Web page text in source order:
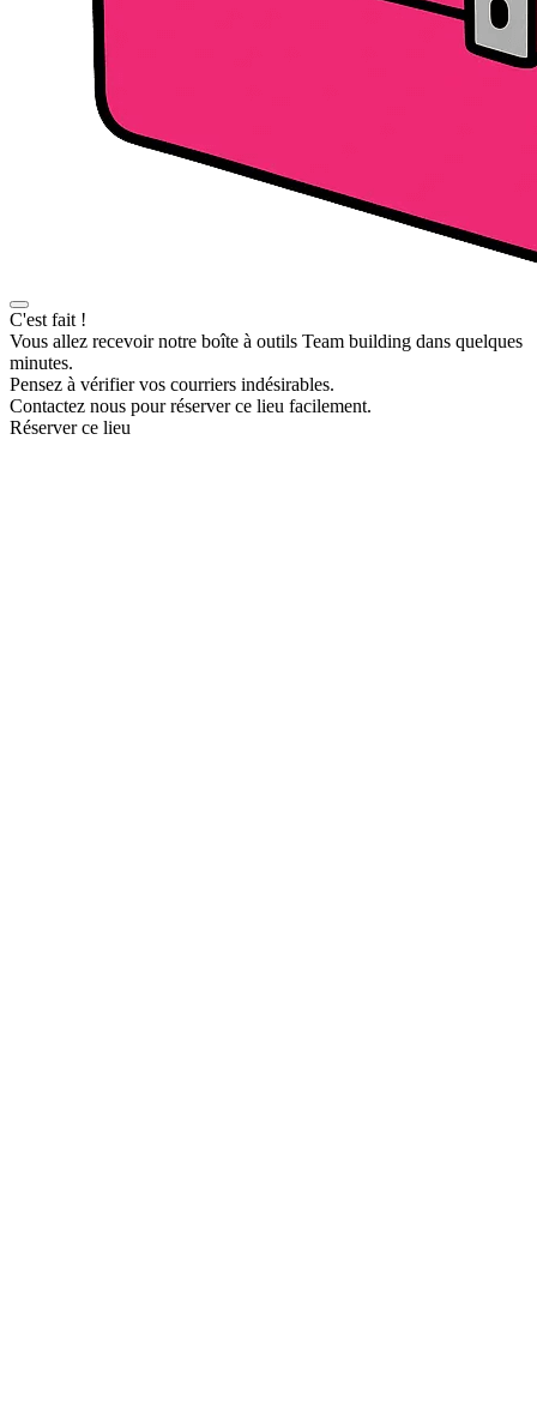
C'est fait !
Vous allez recevoir notre boîte à outils Team building dans quelques
minutes.
Pensez à vérifier vos courriers indésirables.
Contactez nous pour réserver ce lieu facilement.
Réserver ce lieu